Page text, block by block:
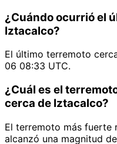
¿Cuándo ocurrió el
Iztacalco?
El último terremoto
06 08:33 UTC.
¿Cuál es el
cerca de Iztacalco?
El terremoto más fuerte
alcanzó una magnitud